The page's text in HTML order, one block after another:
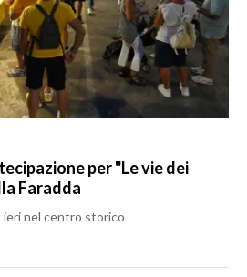
per "Le vie dei
Faradda
ieri nel centro storico